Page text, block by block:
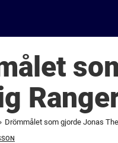
Drömmålet som gjorde Jonas